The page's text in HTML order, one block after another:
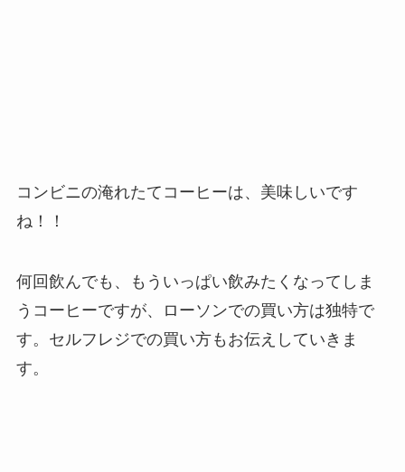
コンビニの淹れたてコーヒーは、美味しいです
ね！！
何回飲んでも、もういっぱい飲みたくなってしま
うコーヒーですが、ローソンでの買い方は独特で
す。セルフレジでの買い方もお伝えしていきま
す。